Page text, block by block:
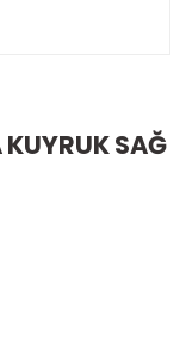
SAĞ